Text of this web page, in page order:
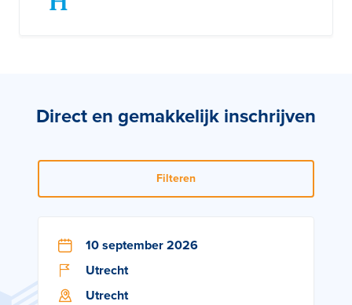
Direct en gemakkelijk inschrijven
Filteren
10 september 2026
Utrecht
Utrecht